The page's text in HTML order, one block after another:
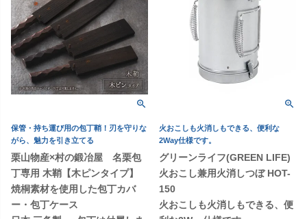
保管・持ち運び用の包丁鞘！刃を守りな
がら、魅力を引き立てる
栗山物産×村の鍛冶屋 名栗包
丁専用 木鞘【木ピンタイプ】
焼桐素材を使用した包丁カバ
ー・包丁ケース
火おこしも火消しもできる、便利な
2Way仕様です。
グリーンライフ(GREEN LIFE)
火おこし兼用火消しつぼ HOT-
150
火おこしも火消しもできる、便